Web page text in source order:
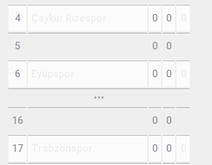
4 0 0
5 0 0
6 0 0
16 0 0
17 0 0